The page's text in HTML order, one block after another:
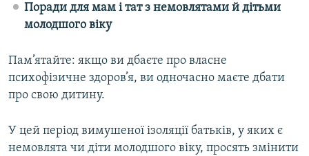
Поради для мам і тат з немовлятами й дітьми
молодшого віку
Пам’ятайте: якщо ви дбаєте про власне
психофізичне здоров’я, ви одночасно маєте дбати
про свою дитину.
У цей період вимушеної ізоляції батьків, у яких є
немовлята чи діти молодшого віку, просять змінити